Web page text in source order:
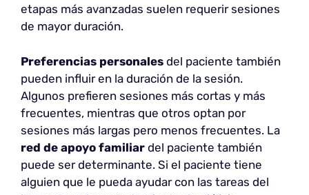
etapas más avanzadas suelen requerir sesiones
de mayor duración.
Preferencias personales del paciente también
pueden influir en la duración de la sesión.
Algunos prefieren sesiones más cortas y más
frecuentes, mientras que otros optan por
sesiones más largas pero menos frecuentes. La
red de apoyo familiar del paciente también
puede ser determinante. Si el paciente tiene
alguien que le pueda ayudar con las tareas del